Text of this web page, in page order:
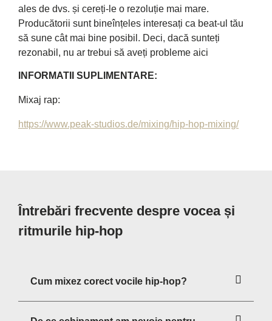
ales de dvs. și cereți-le o rezoluție mai mare.
Producătorii sunt bineînțeles interesați ca beat-ul tău
să sune cât mai bine posibil. Deci, dacă sunteți
rezonabil, nu ar trebui să aveți probleme aici
INFORMATII SUPLIMENTARE:
Mixaj rap:
https://www.peak-studios.de/mixing/hip-hop-mixing/
Întrebări frecvente despre vocea și
ritmurile hip-hop
Cum mixez corect vocile hip-hop?